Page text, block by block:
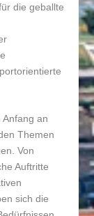
die geballte
Anfang an
Themen
Von
Auftritte
sich die